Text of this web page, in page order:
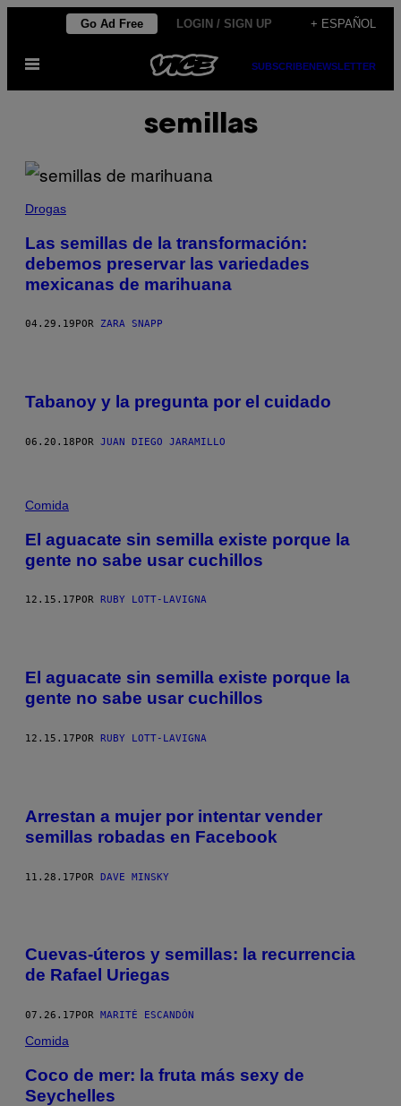
contenido
Go Ad Free LOGIN / SIGN UP + ESPAÑOL
Abrir
SUBSCRIBENEWSLETTER
semillas
Drogas
Las semillas de la transformación:
debemos preservar las variedades
mexicanas de marihuana
04.29.19 POR ZARA SNAPP
Tabanoy y la pregunta por el cuidado
06.20.18POR JUAN DIEGO JARAMILLO
Comida
El aguacate sin semilla existe porque la
gente no sabe usar cuchillos
12.15.17 POR RUBY LOTT-LAVIGNA
El aguacate sin semilla existe porque la
gente no sabe usar cuchillos
12.15.17POR RUBY LOTT-LAVIGNA
Arrestan a mujer por intentar vender
semillas robadas en Facebook
11.28.17POR DAVE MINSKY
Cuevas-úteros y semillas: la recurrencia
de Rafael Uriegas
07.26.17 POR MARITÉ ESCANDÓN
Comida
Coco de mer: la fruta más sexy de
Seychelles